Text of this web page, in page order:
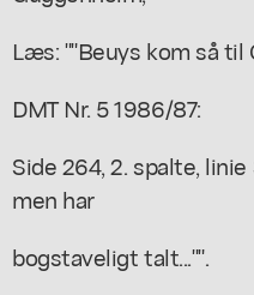
Læs: ""Beuys kom så til
DMT Nr. 5 1986/87:
Side 264, 2. spalte, linie
men har
bogstaveligt talt..."".